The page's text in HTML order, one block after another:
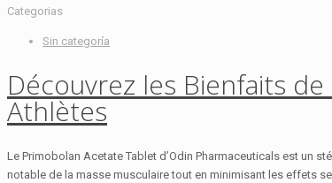
Categorias
Sin categoría
Découvrez les Bienfaits
Athlètes
Le Primobolan Acetate Tablet d’Odin Pharmaceuticals est un
notable de la masse musculaire tout en minimisant les effets